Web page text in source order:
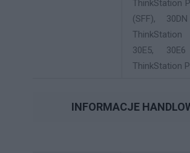
ThinkStation
(SFF),
30E5,
ThinkStation
INFORMACJE